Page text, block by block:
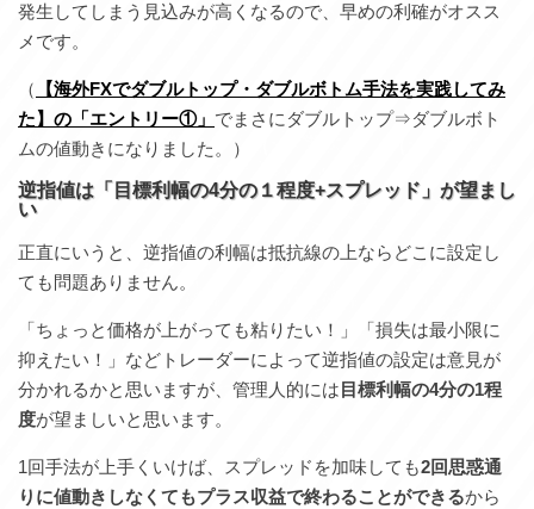
発生してしまう見込みが高くなるので、早めの利確がオスス
メです。
（
【海外FXでダブルトップ・ダブルボトム手法を実践してみ
た】の「エントリー①」 でまさにダブルトップ⇒ダブルボト
ムの値動きになりました。）
逆指値は「目標利幅の4分の１程度+スプレッド」が望まし
い
正直にいうと、逆指値の利幅は抵抗線の上ならどこに設定し
ても問題ありません。
「ちょっと価格が上がっても粘りたい！」「損失は最小限に
抑えたい！」などトレーダーによって逆指値の設定は意見が
分かれるかと思いますが、管理人的には 目標利幅の4分の1程
度が望ましいと思います。
1回手法が上手くいけば、スプレッドを加味しても2回思惑通
りに値動きしなくてもプラス収益で終わることができるから